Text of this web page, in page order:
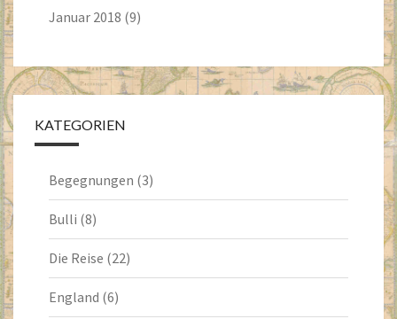
Januar 2018 (9)
KATEGORIEN
Begegnungen (3)
Bulli (8)
Die Reise (22)
England (6)